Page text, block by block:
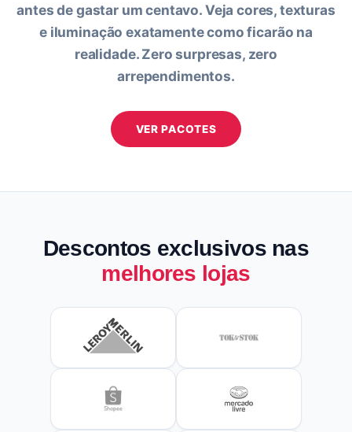
antes de gastar um centavo. Veja cores, texturas
e iluminação exatamente como ficarão na
realidade. Zero surpresas, zero
arrependimentos.
VER PACOTES
Descontos exclusivos nas
melhores lojas